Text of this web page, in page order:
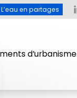
d’urbanisme
en partages